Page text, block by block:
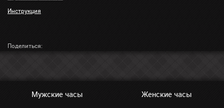
Инструкция
Поделиться:
Мужские часы Женские часы